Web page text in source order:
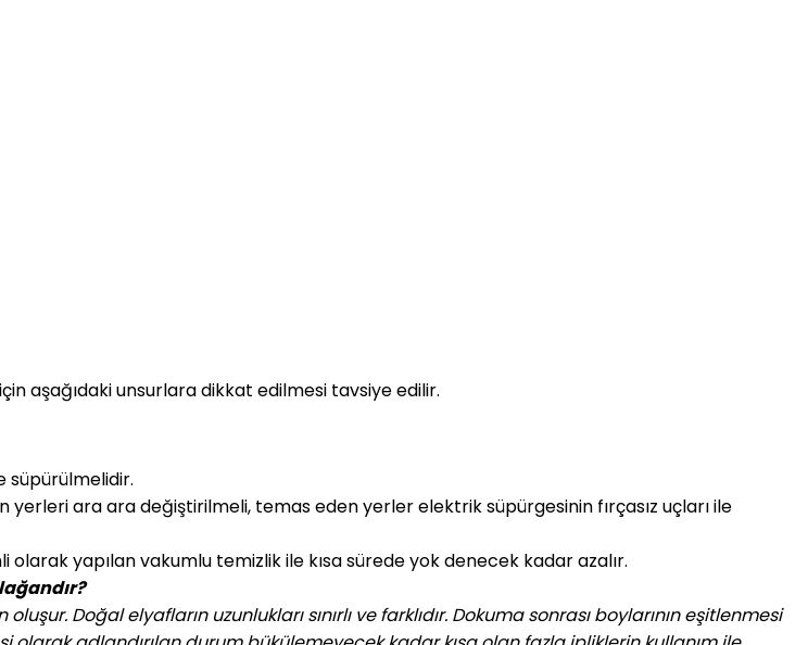
için aşağıdaki unsurlara dikkat edilmesi tavsiye edilir.
süpürülmelidir.
yerleri ara ara değiştirilmeli, temas eden yerler elektrik süpürgesinin fırçasız uçları ile
olarak yapılan vakumlu temizlik ile kısa sürede yok denecek kadar azalır.
Doğal elyafların uzunlukları sınırlı ve farklıdır. Dokuma sonrası boylarının eşitlenmesi